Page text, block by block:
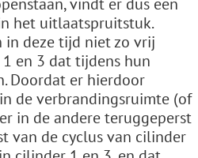
het uitlaatspruitstuk.
in deze tijd niet zo vrij
en 3 dat tijdens hun
Doordat er hierdoor
de verbrandingsruimte (of
in de andere teruggeperst
van de cyclus van cilinder